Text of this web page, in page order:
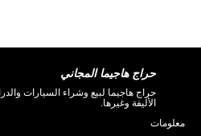
حراج هاجيما المجاني
حراج هاجيما لبيع وشراء السيارات
الأليفة وغيرها.
معلومات